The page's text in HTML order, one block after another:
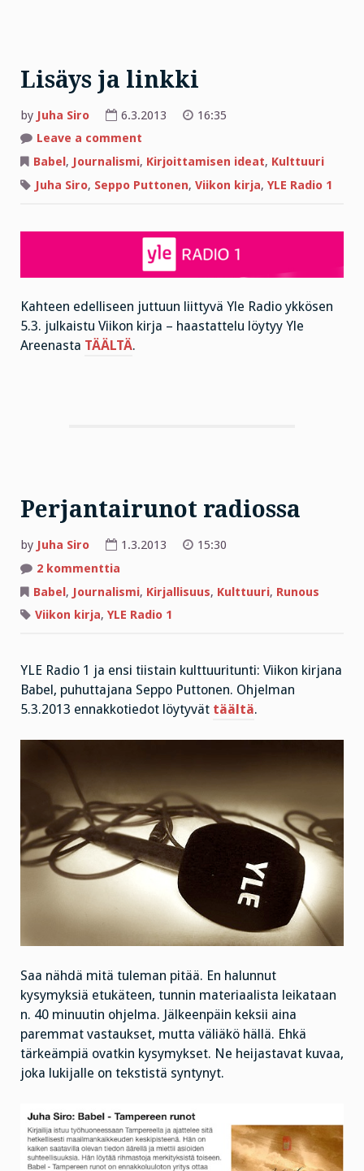
Lisäys ja linkki
by Juha Siro 6.3.2013
16:35
Leave a comment
ja
linkki
Babel , Journalismi, Kirjoittamisen ideat, Kulttuuri
Juha Siro, Seppo Puttonen, Viikon kirja, YLE Radio 1
Kahteen edelliseen juttuun liittyvä Yle Radio ykkösen
5.3. julkaistu Viikon kirja – haastattelu löytyy Yle
Areenasta TÄÄLTÄ.
Perjantairunot radiossa
by Juha Siro 1.3.2013
15:30
2 kommenttia
radiossa
Babel, Journalismi, Kirjallisuus, Kulttuuri, Runous
Viikon kirja, YLE Radio 1
YLE Radio 1 ja ensi tiistain kulttuuritunti: Viikon kirjana
Babel, puhuttajana Seppo Puttonen. Ohjelman
5.3.2013 ennakkotiedot löytyvät täältä.
Saa nähdä mitä tuleman pitää. En halunnut
kysymyksiä etukäteen, tunnin materiaalista leikataan
n. 40 minuutin ohjelma. Jälkeenpäin keksii aina
paremmat vastaukset, mutta väliäkö hällä. Ehkä
tärkeämpiä ovatkin kysymykset. Ne heijastavat kuvaa,
joka lukijalle on tekstistä syntynyt.